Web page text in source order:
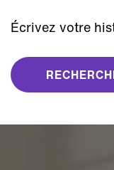
Écrivez votre